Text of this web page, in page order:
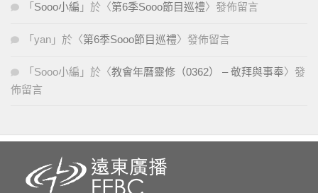
「 Sooo小編 」於〈第6季Sooo節目巡禮〉發佈留言
「 yan 」於〈第6季Sooo節目巡禮〉發佈留言
「 Sooo小編 」於〈教會年曆靈修（0362） – 敬拜與事奉〉發
佈留言